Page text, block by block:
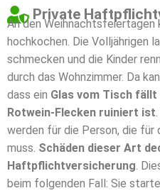
Private
An den Weihnachtsfeiertagen
hochkochen. Die Volljährigen
schmecken und die Kinder
durch das Wohnzimmer. Da
dass ein Glas vom Tisch fällt
Rotwein-Flecken ruiniert ist
werden für die Person, die für
muss. Schäden dieser Art
Haftpflichtversicherung.
beim folgenden Fall: Sie